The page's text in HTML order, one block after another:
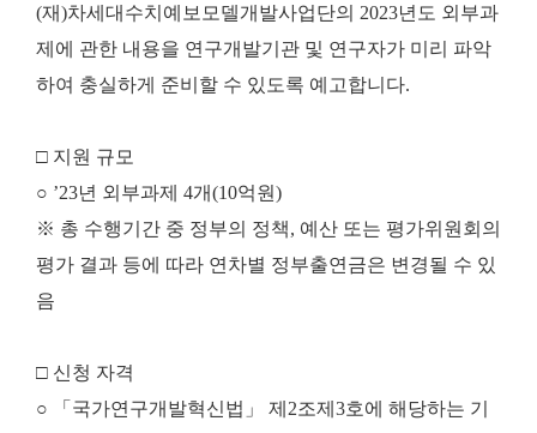
(재)차세대수치예보모델개발사업단의 2023년도 외부과
제에 관한 내용을 연구개발기관 및 연구자가 미리 파악
하여 충실하게 준비할 수 있도록 예고합니다.
□ 지원 규모
○ ’23년 외부과제 4개(10억원)
※ 총 수행기간 중 정부의 정책, 예산 또는 평가위원회의
평가 결과 등에 따라 연차별 정부출연금은 변경될 수 있
음
□ 신청 자격
○ 「국가연구개발혁신법」 제2조제3호에 해당하는 기